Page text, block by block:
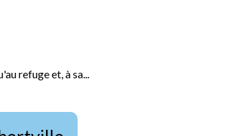
refuge et, à sa...